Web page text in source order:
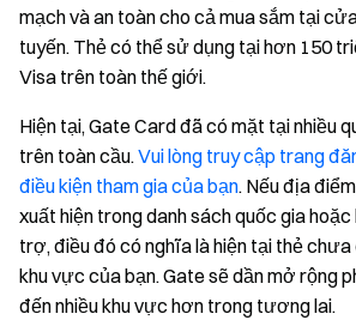
mạch và an toàn cho cả mua sắm tại
tuyến. Thẻ có thể sử dụng tại hơn 150
Visa trên toàn thế giới.
Hiện tại, Gate Card đã có mặt tại nhiều
trên toàn cầu.Vui lòng truy cập trang
điều kiện tham gia của bạn. Nếu địa
xuất hiện trong danh sách quốc gia
trợ, điều đó có nghĩa là hiện tại thẻ
khu vực của bạn. Gate sẽ dần mở rộng
đến nhiều khu vực hơn trong tương lai.